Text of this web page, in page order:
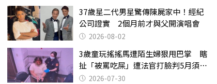
37歲星二代男星驚傳陳屍家中！經紀
公司證實 2個月前才與父開演唱會
2026-08-02
3歲童玩搖搖馬遭陌生婦狠甩巴掌 瞎
扯「被罵吃屎」遭法官打臉判5月須入
監 2026-07-30